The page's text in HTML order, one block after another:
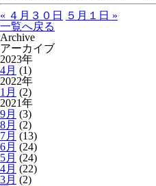
« ４月３０日
５月１日 »
一覧へ戻る
Archive
アーカイブ
2023年
4月 (1)
2022年
1月 (2)
2021年
9月 (3)
8月 (2)
7月 (13)
6月 (24)
5月 (24)
4月 (22)
3月 (2)